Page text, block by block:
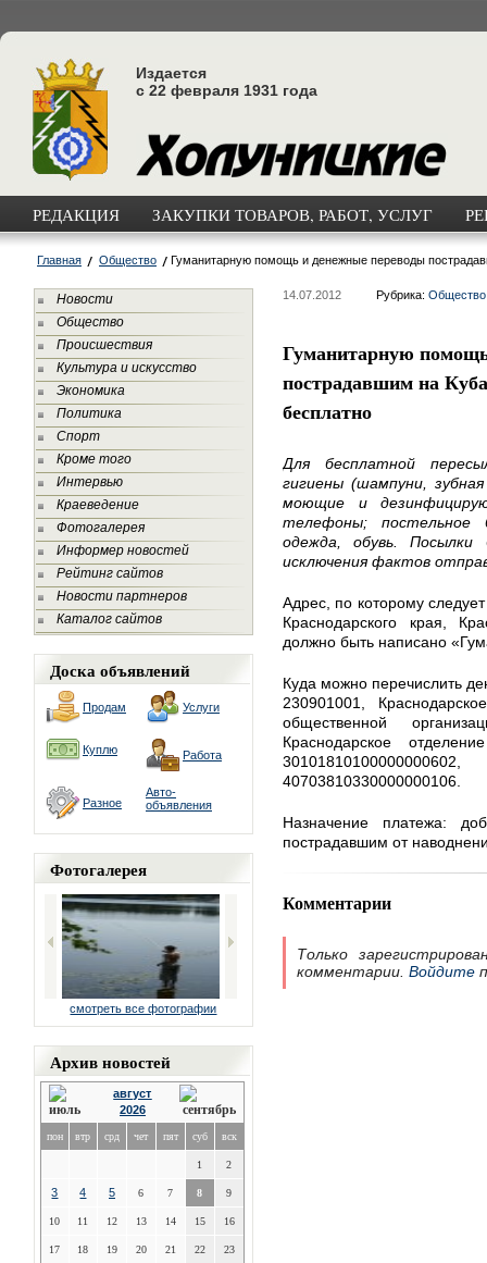
Издается
с 22 февраля 1931 года
РЕДАКЦИЯ ЗАКУПКИ ТОВАРОВ, РАБОТ, УСЛУГ
Главная Общество Гуманитарную помощь и денежные переводы
Новости
Общество
Происшествия
Культура и искусство
Экономика
Политика
Спорт
Кроме того
Интервью
Краеведение
Фотогалерея
Информер новостей
Рейтинг сайтов
Новости партнеров
Каталог сайтов
Доска объявлений
Продам Услуги
Куплю Работа
Разное
Авто-
объявления
Фотогалерея
смотреть все фотографии
Архив новостей
август
2026
пон втр срд чет пят суб вск
1 2
3 4 5 6 7 8 9
10 11 12 13 14 15 16
17 18 19 20 21 22 23
14.07.2012 Рубрика: Общество
Гуманитарную
пострадавшим на
бесплатно
Для бесплатной
гигиены (шампуни,
моющие и
телефоны; постельное
одежда, обувь.
исключения фактов
Адрес, по которому
Краснодарского края,
должно быть написано
Куда можно перечислить
230901001,
общественной
Краснодарское
40703810330000000106.
Назначение платежа:
пострадавшим от
Комментарии
Только
комментарии. Войдите